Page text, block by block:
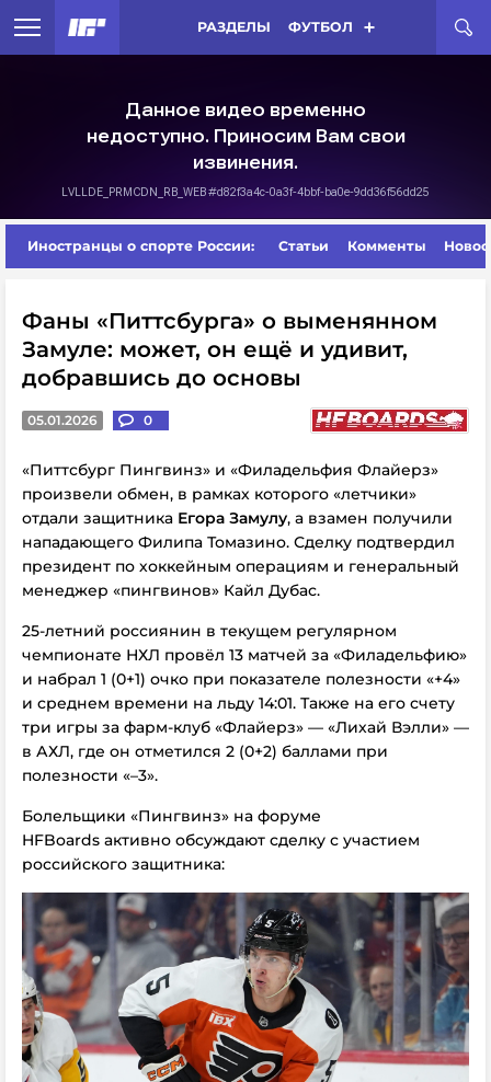
РАЗДЕЛЫ ФУТБОЛ
Иностранцы о спорте России: Статьи Комменты
Фаны «Питтсбурга» о выменянном
Замуле: может, он ещё и удивит,
добравшись до основы
05.01.2026 0
«Питтсбург Пингвинз» и «Филадельфия Флайерз»
произвели обмен, в рамках которого «летчики»
отдали защитника Егора Замулу, а взамен получили
нападающего Филипа Томазино. Сделку подтвердил
президент по хоккейным операциям и генеральный
менеджер «пингвинов» Кайл Дубас.
25-летний россиянин в текущем регулярном
чемпионате НХЛ провёл 13 матчей за «Филадельфию»
и набрал 1 (0+1) очко при показателе полезности «+4»
и среднем времени на льду 14:01. Также на его счету
три игры за фарм-клуб «Флайерз» — «Лихай Вэлли» —
в АХЛ, где он отметился 2 (0+2) баллами при
полезности «–3».
Болельщики «Пингвинз» на форуме
HFBoards активно обсуждают сделку с участием
российского защитника: